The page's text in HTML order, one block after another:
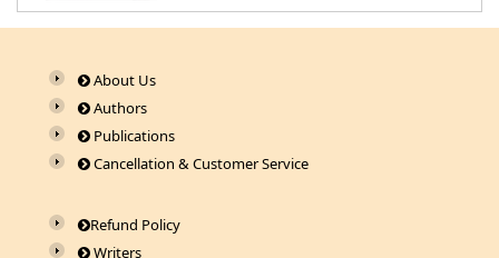
About Us
Authors
Publications
Cancellation & Customer Service
Refund Policy
Writers